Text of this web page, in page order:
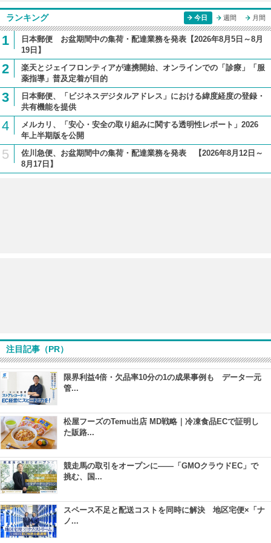
ランキング 今日 週間 月間
1
日本郵便 お盆期間中の集荷・配達業務を発表【2026年8月5日～8月
19日】
2
楽天とジェイフロンティアが連携開始、オンラインでの「診療」「服
薬指導」普及定着が目的
3
日本郵便、「ビジネスデジタルアドレス」における緯度経度の登録・
共有機能を提供
4
メルカリ、「安心・安全の取り組みに関する透明性レポート」2026
年上半期版を公開
5
佐川急便、お盆期間中の集荷・配達業務を発表 【2026年8月12日～
8月17日】
注目記事（PR）
限界利益4倍・欠品率10分の1の成果事例も データ一元
管...
松屋フーズのTemu出店 MD戦略｜冷凍食品ECで証明し
た販路...
競走馬の取引をオープンに――「GMOクラウドEC」で
挑む、国...
スペース不足と配送コストを同時に解決 地区宅便×「ナ
ノ...